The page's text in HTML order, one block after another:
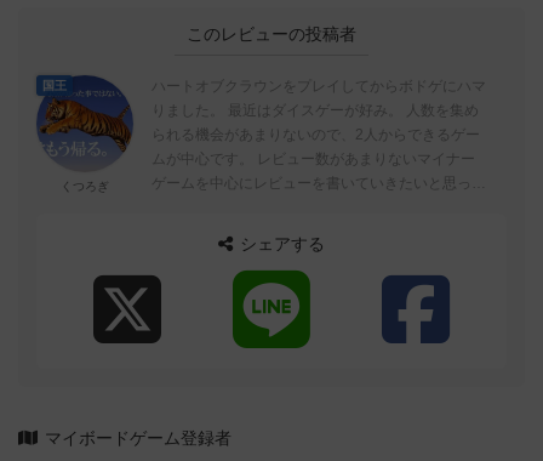
このレビューの投稿者
国王
くつろぎ
ハートオブクラウンをプレイしてからボドゲにハマ
りました。 最近はダイスゲーが好み。 人数を集め
られる機会があまりないので、2人からできるゲー
ムが中心です。 レビュー数があまりないマイナー
ゲームを中心にレビューを書いていきたいと思って
シェアする
マイボードゲーム登録者